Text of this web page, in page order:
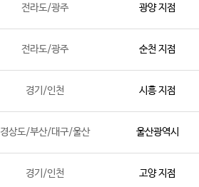
전라도/광주 광양 지점
전라도/광주 순천 지점
경기/인천 시흥 지점
경상도/부산/대구/울산 울산광역시
경기/인천 고양 지점